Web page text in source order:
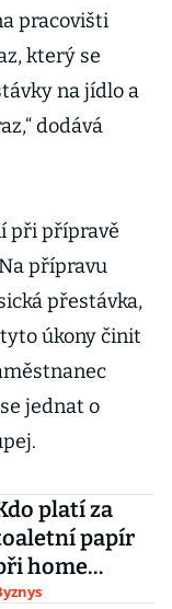
pracovišti
který se
na jídlo a
dodává
při přípravě
přípravu
přestávka,
úkony činit
jednat o
platí za
papír
home
Podle